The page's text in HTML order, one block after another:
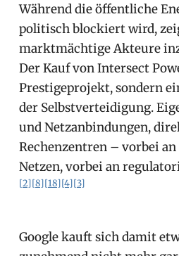
Während die öffentliche
politisch blockiert wird,
marktmächtige Akteure
Der Kauf von Intersect
Prestigeprojekt, sondern
der Selbstverteidigung.
und Netzanbindungen,
Rechenzentren – vorbei
Netzen, vorbei an
[2][8][18][4][3]
Google kauft sich damit